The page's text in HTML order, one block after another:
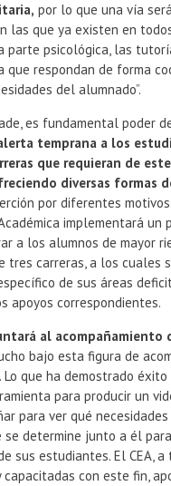
por lo que una vía
las que ya existen en
parte psicológica, las
que respondan de forma
del alumnado”.
es fundamental poder
temprana a los
que requieran de
diversas formas
por diferentes
implementará
a los alumnos de mayor
tres carreras, a los cuales
de sus áreas
apoyos correspondientes.
al acompañamiento
bajo esta figura de
Lo que ha demostrado
para producir un
para ver qué
se determine junto a él
sus estudiantes. El CEA,
capacitadas con este fin,